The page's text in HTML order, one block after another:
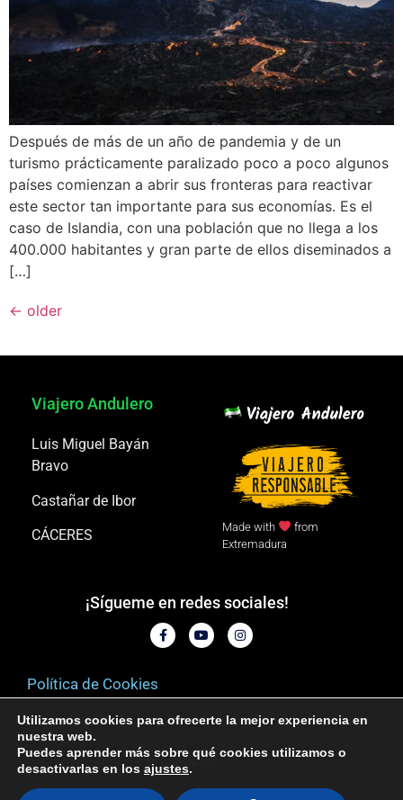
Después de más de un año de pandemia y de un
turismo prácticamente paralizado poco a poco algunos
países comienzan a abrir sus fronteras para reactivar
este sector tan importante para sus economías. Es el
caso de Islandia, con una población que no llega a los
400.000 habitantes y gran parte de ellos diseminados a
[…]
← older
Viajero Andulero
Luis Miguel Bayán
Bravo
Castañar de Ibor
CÁCERES
Made with
from
Extremadura
¡Sígueme en redes sociales!
Política de Cookies
Aviso legal
Política de privacidad
Utilizamos cookies para ofrecerte la mejor experiencia en
nuestra web.
Puedes aprender más sobre qué cookies utilizamos o
desactivarlas en los ajustes.